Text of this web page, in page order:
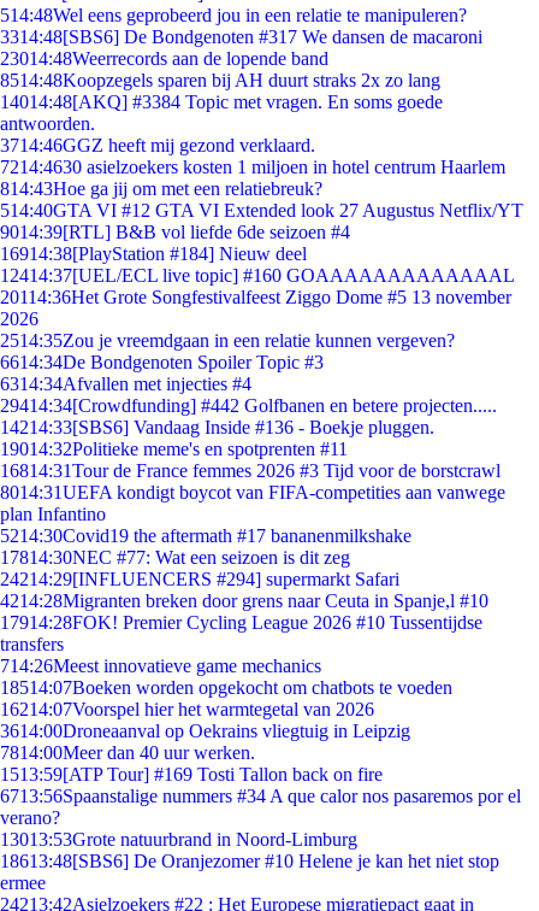
514:48Wel eens geprobeerd jou in een relatie te manipuleren?
3314:48[SBS6] De Bondgenoten #317 We dansen de macaroni
23014:48Weerrecords aan de lopende band
8514:48Koopzegels sparen bij AH duurt straks 2x zo lang
14014:48[AKQ] #3384 Topic met vragen. En soms goede
antwoorden.
3714:46GGZ heeft mij gezond verklaard.
7214:4630 asielzoekers kosten 1 miljoen in hotel centrum Haarlem
814:43Hoe ga jij om met een relatiebreuk?
514:40GTA VI #12 GTA VI Extended look 27 Augustus Netflix/YT
9014:39[RTL] B&B vol liefde 6de seizoen #4
16914:38[PlayStation #184] Nieuw deel
12414:37[UEL/ECL live topic] #160 GOAAAAAAAAAAAAAL
20114:36Het Grote Songfestivalfeest Ziggo Dome #5 13 november
2026
2514:35Zou je vreemdgaan in een relatie kunnen vergeven?
6614:34De Bondgenoten Spoiler Topic #3
6314:34Afvallen met injecties #4
29414:34[Crowdfunding] #442 Golfbanen en betere projecten.....
14214:33[SBS6] Vandaag Inside #136 - Boekje pluggen.
19014:32Politieke meme's en spotprenten #11
16814:31Tour de France femmes 2026 #3 Tijd voor de borstcrawl
8014:31UEFA kondigt boycot van FIFA-competities aan vanwege
plan Infantino
5214:30Covid19 the aftermath #17 bananenmilkshake
17814:30NEC #77: Wat een seizoen is dit zeg
24214:29[INFLUENCERS #294] supermarkt Safari
4214:28Migranten breken door grens naar Ceuta in Spanje,l #10
17914:28FOK! Premier Cycling League 2026 #10 Tussentijdse
transfers
714:26Meest innovatieve game mechanics
18514:07Boeken worden opgekocht om chatbots te voeden
16214:07Voorspel hier het warmtegetal van 2026
3614:00Droneaanval op Oekrains vliegtuig in Leipzig
7814:00Meer dan 40 uur werken.
1513:59[ATP Tour] #169 Tosti Tallon back on fire
6713:56Spaanstalige nummers #34 A que calor nos pasaremos por el
verano?
13013:53Grote natuurbrand in Noord-Limburg
18613:48[SBS6] De Oranjezomer #10 Helene je kan het niet stop
ermee
24213:42Asielzoekers #22 : Het Europese migratiepact gaat in